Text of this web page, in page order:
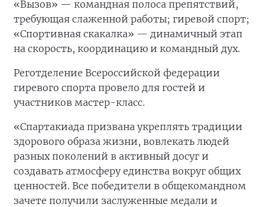
«Вызов» — командная полоса препятствий,
требующая слаженной работы; гиревой спорт;
«Спортивная скакалка» — динамичный этап
на скорость, координацию и командный дух.
Реготделение Всероссийской федерации
гиревого спорта провело для гостей и
участников мастер-класс.
«Спартакиада призвана укреплять традиции
здорового образа жизни, вовлекать людей
разных поколений в активный досуг и
создавать атмосферу единства вокруг общих
ценностей. Все победители в общекомандном
зачете получили заслуженные медали и